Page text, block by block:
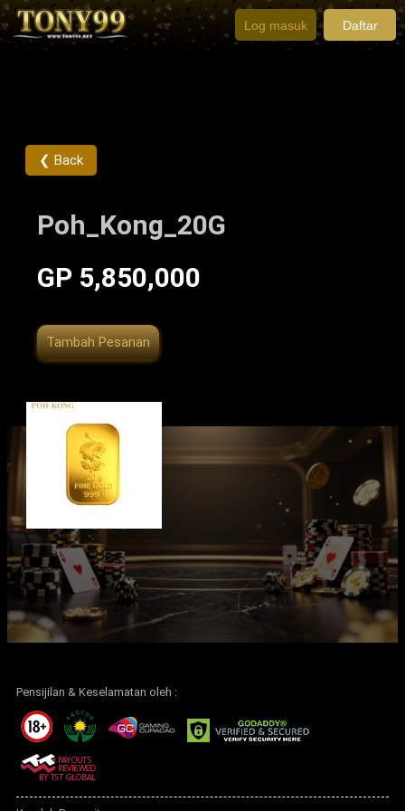
Log masuk Daftar
❮ Back
Poh_Kong_20G
GP 5,850,000
Tambah Pesanan
Pensijilan & Keselamatan oleh :